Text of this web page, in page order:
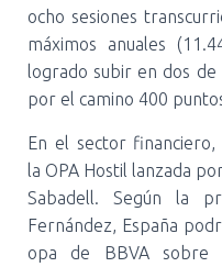
ocho sesiones
máximos anuales
logrado subir en dos
por el camino 400
En el sector financiero,
la OPA Hostil lanzada
Sabadell. Según la
Fernández, España
opa de BBVA sobre